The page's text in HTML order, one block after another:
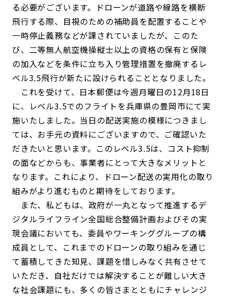
る必要がございます。ドローンが道路や線路を横断
飛行する際、目視のための補助員を配置することや
一時停止義務などが課されていましたが、このた
び、二等無人航空機操縦士以上の資格の保有と保険
の加入などを条件に立ち入り管理措置を撤廃するレ
ベル3.5飛行が新たに設けられることとなりました。
これを受けて、日本郵便は今週月曜日の12月18日
に、レベル3.5でのフライトを兵庫県の豊岡市にて実
施いたしました。当日の配送実施の模様につきまし
ては、お手元の資料にございますので、ご確認いた
だきたいと思います。このレベル3.5は、コスト抑制
の面などからも、事業者にとって大きなメリットと
なります。これにより、ドローン配送の実用化の取り
組みがより進むものと期待をしております。
また、私どもは、政府が一丸となって推進するデ
ジタルライフライン全国総合整備計画およびその実
現会議においても、委員やワーキンググループの構
成員として、これまでのドローンの取り組みを通じ
て蓄積してきた知見、課題を惜しみなく共有させて
いただき、自社だけでは解決することが難しい大き
な社会課題にも、多くの皆さまとともにチャレンジ